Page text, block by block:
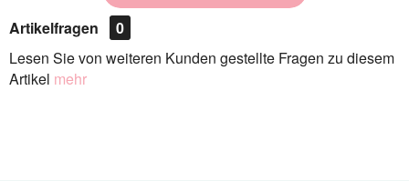
Artikelfragen
0
Lesen Sie von weiteren Kunden gestellte Fragen zu diesem
Artikel mehr